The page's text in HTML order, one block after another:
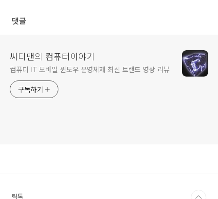
댓글
씨디맨의 컴퓨터이야기
컴퓨터 IT 모바일 윈도우 운영체제 최신 트랜드 영상 리뷰
구독하기
틱톡